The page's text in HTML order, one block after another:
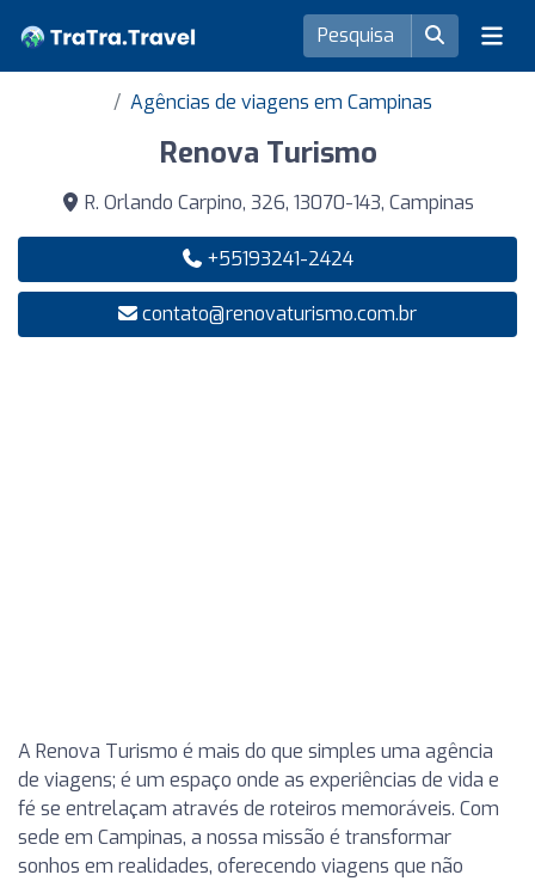
Agências de viagens em Campinas
Renova Turismo
R. Orlando Carpino, 326, 13070-143, Campinas
+55193241-2424
contato@renovaturismo.com.br
A Renova Turismo é mais do que simples uma agência
de viagens; é um espaço onde as experiências de vida e
fé se entrelaçam através de roteiros memoráveis. Com
sede em Campinas, a nossa missão é transformar
sonhos em realidades, oferecendo viagens que não